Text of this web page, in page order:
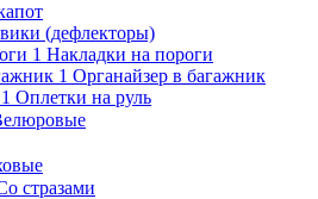
(дефлекторы)
Накладки на пороги
Органайзер в багажник
Оплетки на руль
стразами